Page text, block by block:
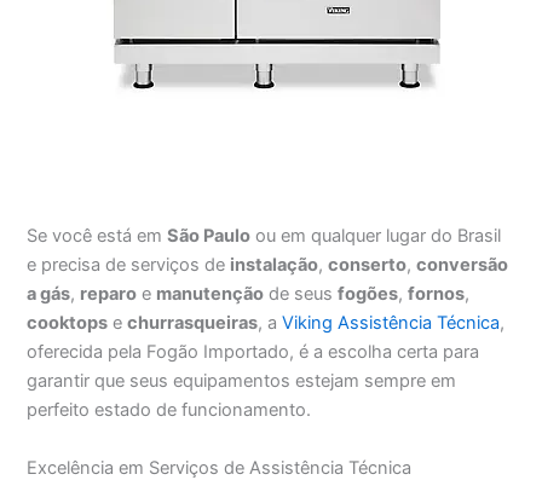
Se você está emSão Paulo ou em qualquer lugar do Brasil
e precisa de serviços de instalação,conserto,conversão
a gás, reparo e manutenção de seusfogões,fornos,
cooktops echurrasqueiras, aViking Assistência Técnica,
oferecida pela Fogão Importado, é a escolha certa para
garantir que seus equipamentos estejam sempre em
perfeito estado de funcionamento.
Excelência em Serviços de Assistência Técnica